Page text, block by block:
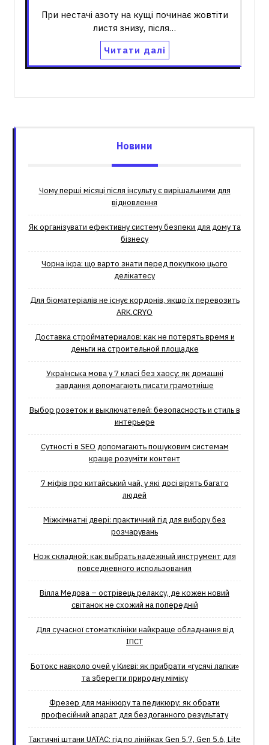
При нестачі азоту на кущі починає жовтіти
листя знизу, після…
Читати далі
Новини
Чому перші місяці після інсульту є вирішальними для
відновлення
Як організувати ефективну систему безпеки для дому та
бізнесу
Чорна ікра: що варто знати перед покупкою цього
делікатесу
Для біоматеріалів не існує кордонів, якщо їх перевозить
ARK.CRYO
Доставка стройматериалов: как не потерять время и
деньги на строительной площадке
Українська мова у 7 класі без хаосу: як домашні
завдання допомагають писати грамотніше
Выбор розеток и выключателей: безопасность и стиль в
интерьере
Сутності в SEO допомагають пошуковим системам
краще розуміти контент
7 міфів про китайський чай, у які досі вірять багато
людей
Міжкімнатні двері: практичний гід для вибору без
розчарувань
Нож складной: как выбрать надёжный инструмент для
повседневного использования
Вілла Медова – острівець релаксу, де кожен новий
світанок не схожий на попередній
Для сучасної стоматклініки найкраще обладнання від
ІПСТ
Ботокс навколо очей у Києві: як прибрати «гусячі лапки»
та зберегти природну міміку
Фрезер для манікюру та педикюру: як обрати
професійний апарат для бездоганного результату
Тактичні штани UATAC: гід по лінійках Gen 5.7, Gen 5.6, Lite